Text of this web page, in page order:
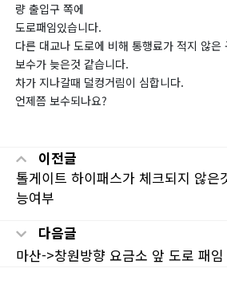
량 출입구 쪽에
도로패임있습니다.
다른 대교나 도로에 비해 통행료가 적지 않은
보수가 늦은것 같습니다.
차가 지나갈때 덜컹거림이 심합니다.
언제쯤 보수되나요?
이전글
톨게이트 하이패스가 체크되지 않은
능여부
다음글
마산->창원방향 요금소 앞 도로 패임